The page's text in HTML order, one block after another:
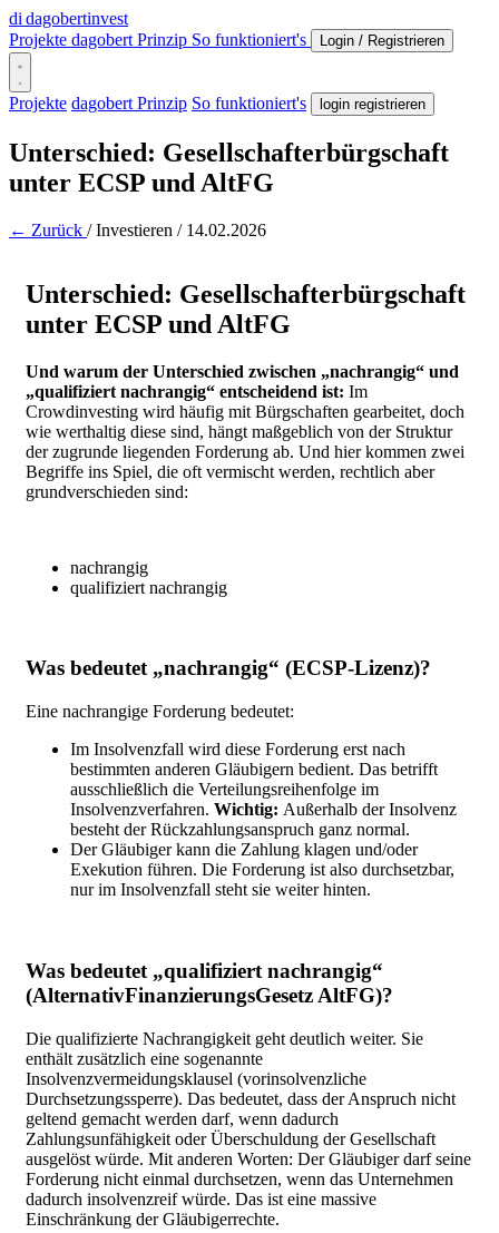
di dagobertinvest
Projekte dagobert Prinzip So funktioniert's Login / Registrieren
Projekte dagobert Prinzip So funktioniert's login registrieren
Unterschied: Gesellschafterbürgschaft
unter ECSP und AltFG
← Zurück / Investieren / 14.02.2026
Unterschied: Gesellschafterbürgschaft
unter ECSP und AltFG
Und warum der Unterschied zwischen „nachrangig“ und
„qualifiziert nachrangig“ entscheidend ist: Im
Crowdinvesting wird häufig mit Bürgschaften gearbeitet, doch
wie werthaltig diese sind, hängt maßgeblich von der Struktur
der zugrunde liegenden Forderung ab. Und hier kommen zwei
Begriffe ins Spiel, die oft vermischt werden, rechtlich aber
grundverschieden sind:
nachrangig
qualifiziert nachrangig
Was bedeutet „nachrangig“ (ECSP-Lizenz)?
Eine nachrangige Forderung bedeutet:
Im Insolvenzfall wird diese Forderung erst nach
bestimmten anderen Gläubigern bedient. Das betrifft
ausschließlich die Verteilungsreihenfolge im
Insolvenzverfahren. Wichtig: Außerhalb der Insolvenz
besteht der Rückzahlungsanspruch ganz normal.
Der Gläubiger kann die Zahlung klagen und/oder
Exekution führen. Die Forderung ist also durchsetzbar,
nur im Insolvenzfall steht sie weiter hinten.
Was bedeutet „qualifiziert nachrangig“
(AlternativFinanzierungsGesetz AltFG)?
Die qualifizierte Nachrangigkeit geht deutlich weiter. Sie
enthält zusätzlich eine sogenannte
Insolvenzvermeidungsklausel (vorinsolvenzliche
Durchsetzungssperre). Das bedeutet, dass der Anspruch nicht
geltend gemacht werden darf, wenn dadurch
Zahlungsunfähigkeit oder Überschuldung der Gesellschaft
ausgelöst würde. Mit anderen Worten: Der Gläubiger darf seine
Forderung nicht einmal durchsetzen, wenn das Unternehmen
dadurch insolvenzreif würde. Das ist eine massive
Einschränkung der Gläubigerrechte.